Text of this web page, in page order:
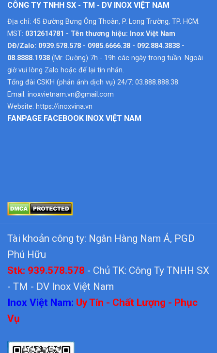
CÔNG TY TNHH SX - TM - DV INOX VIỆT NAM
Địa chỉ: 45 Đường Bưng Ông Thoàn, P. Long Trường, TP. HCM.
MST: 0312614781 - Tên thương hiệu: Inox Việt Nam
DĐ/Zalo: 0939.578.578 - 0985.6666.38 - 092.884.3838 -
08.8888.1938 (Mr. Cường) 7h - 19h các ngày trong tuần. Ngoài
giờ vui lòng Zalo hoặc để lại tin nhắn.
Tổng đài CSKH (phản ánh dịch vụ) 24/7: 03.888.888.38.
Email: inoxvietnam.vn@gmail.com
Website: https://inoxvina.vn
FANPAGE FACEBOOK INOX VIỆT NAM
Tài khoản công ty: Ngân Hàng Nam Á, PGD
Phú Hữu
Stk: 939.578.578 - Chủ TK: Công Ty TNHH SX
- TM - DV Inox Việt Nam
Inox Việt Nam: Uy Tín - Chất Lượng - Phục
Vụ